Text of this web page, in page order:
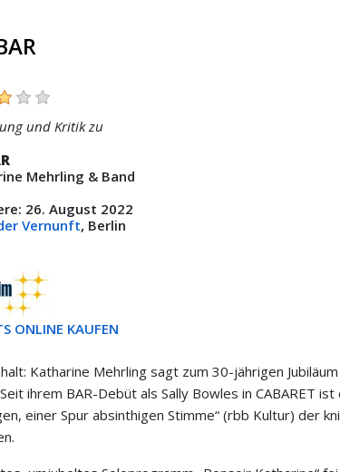
und Kritik zu
Mehrling & Band
26. August 2022
Vernunft, Berlin
ONLINE KAUFEN
Katharine Mehrling sagt zum 30-jährigen
ihrem BAR-Debüt als Sally Bowles in CABARET
einer Spur absinthigen Stimme“ (rbb Kultur) der